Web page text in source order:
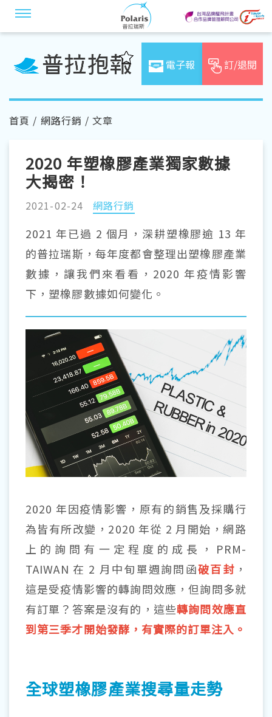
電子報 訂/退閱
首頁 / 網路行銷 / 文章
2020 年塑橡膠產業獨家數據
大揭密！
2021-02-24 網路行銷
2021 年已過 2 個月，深耕塑橡膠逾 13 年
的普拉瑞斯，每年度都會整理出塑橡膠產業
數據，讓我們來看看，2020 年疫情影響
下，塑橡膠數據如何變化。
2020 年因疫情影響，原有的銷售及採購行
為皆有所改變，2020 年從 2 月開始，網路
上的詢問有⼀定程度的成長， PRM-
TAIWAN 在 2 月中旬單週詢問函破百封 ，
這是受疫情影響的轉詢問效應，但詢問多就
有訂單？答案是沒有的，這些轉詢問效應直
到第三季才開始發酵，有實際的訂單注入。
全球塑橡膠產業搜尋量走勢